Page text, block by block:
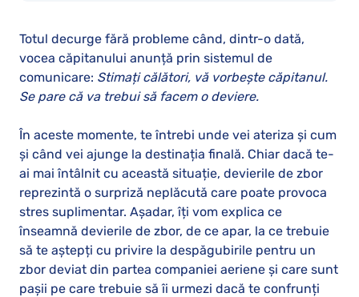
Totul decurge fără probleme când, dintr-o dată,
vocea căpitanului anunță prin sistemul de
comunicare: Stimați călători, vă vorbește căpitanul.
Se pare că va trebui să facem o deviere.
În aceste momente, te întrebi unde vei ateriza și cum
și când vei ajunge la destinația finală. Chiar dacă te-
ai mai întâlnit cu această situație, devierile de zbor
reprezintă o surpriză neplăcută care poate provoca
stres suplimentar. Așadar, îți vom explica ce
înseamnă devierile de zbor, de ce apar, la ce trebuie
să te aștepți cu privire la despăgubirile pentru un
zbor deviat din partea companiei aeriene și care sunt
pașii pe care trebuie să îi urmezi dacă te confrunți